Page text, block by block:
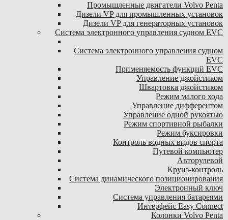
Промышленные двигатели Volvo Penta
Дизели VP для промышленных установок
Дизели VP для генераторных установок
Система электронного управления судном EVC
Система электронного управления судном
EVC
Применяемость функций EVC
Управление джойстиком
Швартовка джойстиком
Режим малого хода
Управление дифферентом
Управление одной рукоятью
Режим спортивной рыбалки
Режим буксировки
Контроль водных видов спорта
Путевой компьютер
Авторулевой
Круиз-контроль
Система динамического позиционирования
Электронный ключ
Система управления батареями
Интерфейс Easy Connect
Колонки Volvo Penta